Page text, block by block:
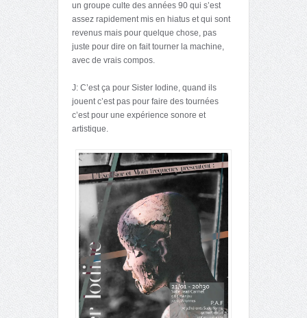
un groupe culte des années 90 qui s’est
assez rapidement mis en hiatus et qui sont
revenus mais pour quelque chose, pas
juste pour dire on fait tourner la machine,
avec de vrais compos.
J: C’est ça pour Sister Iodine, quand ils
jouent c’est pas pour faire des tournées
c’est pour une expérience sonore et
artistique.